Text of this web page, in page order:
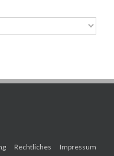
Rechtliches Impressum